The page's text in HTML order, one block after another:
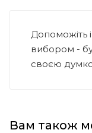
Допоможіть
вибором -
своєю
Вам також